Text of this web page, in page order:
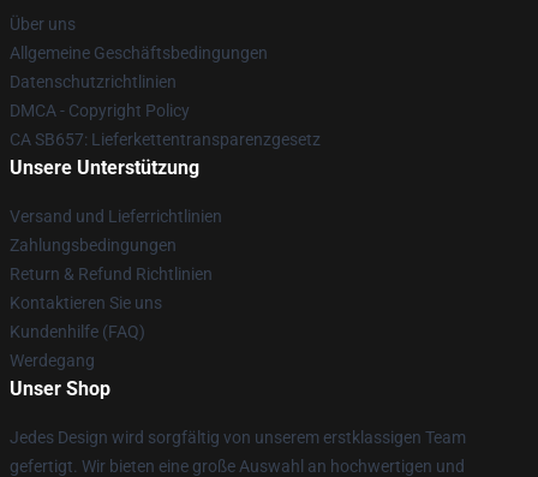
Über uns
Allgemeine Geschäftsbedingungen
Datenschutzrichtlinien
DMCA - Copyright Policy
CA SB657: Lieferkettentransparenzgesetz
Unsere Unterstützung
Versand und Lieferrichtlinien
Zahlungsbedingungen
Return & Refund Richtlinien
Kontaktieren Sie uns
Kundenhilfe (FAQ)
Werdegang
Unser Shop
Jedes Design wird sorgfältig von unserem erstklassigen Team
gefertigt. Wir bieten eine große Auswahl an hochwertigen und